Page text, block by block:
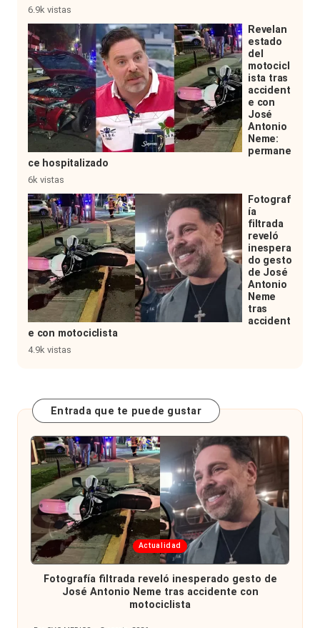
6.9k vistas
Revelan
estado
del
motocicl
ista tras
accident
e con
José
Antonio
Neme:
permane
ce hospitalizado
6k vistas
Fotograf
ía
filtrada
reveló
inespera
do gesto
de José
Antonio
Neme
tras
accident
e con motociclista
4.9k vistas
Entrada que te puede gustar
Publicada
en
Actualidad
Fotografía filtrada reveló inesperado gesto de
José Antonio Neme tras accidente con
motociclista